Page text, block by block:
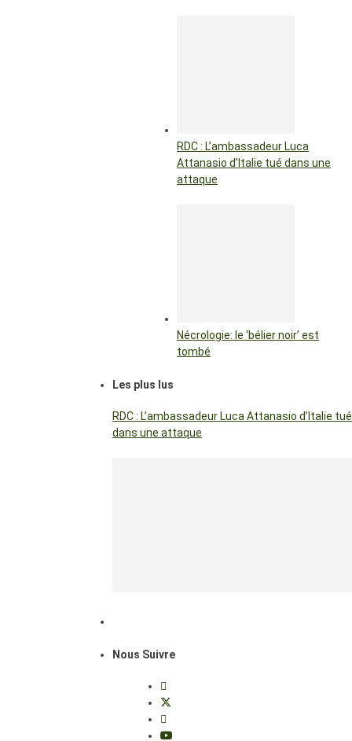
RDC : L’ambassadeur Luca
Attanasio d’Italie tué dans une
attaque
Nécrologie: le ‘bélier noir’ est
tombé
Les plus lus
RDC : L’ambassadeur Luca Attanasio d’Italie tué
dans une attaque
Nous Suivre